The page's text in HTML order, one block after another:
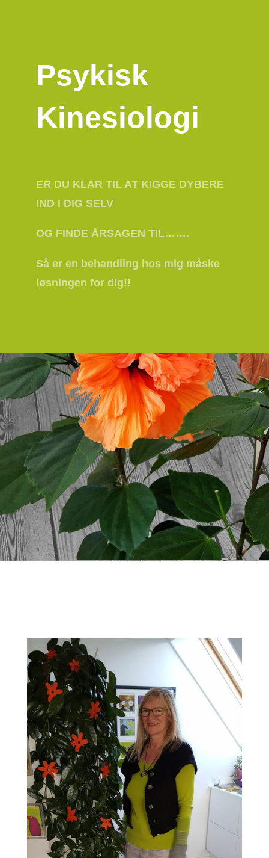
Psykisk
Kinesiologi
ER DU KLAR TIL AT KIGGE DYBERE
IND I DIG SELV
OG FINDE ÅRSAGEN TIL…….
Så er en behandling hos mig måske
løsningen for dig!!